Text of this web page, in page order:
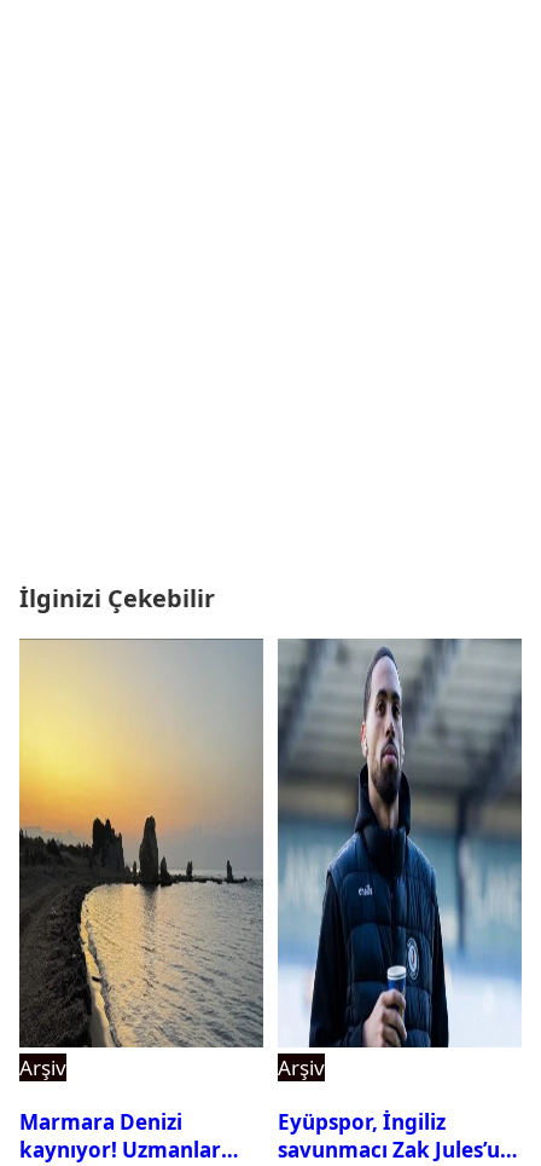
İlginizi Çekebilir
Arşiv
Marmara Denizi
kaynıyor! Uzmanlar
Arşiv
Eyüpspor, İngiliz
savunmacı Zak Jules’u